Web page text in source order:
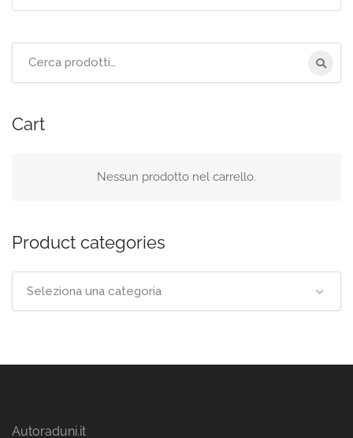
Cart
Nessun prodotto nel carrello.
Product categories
Seleziona una categoria
Autoraduni.it